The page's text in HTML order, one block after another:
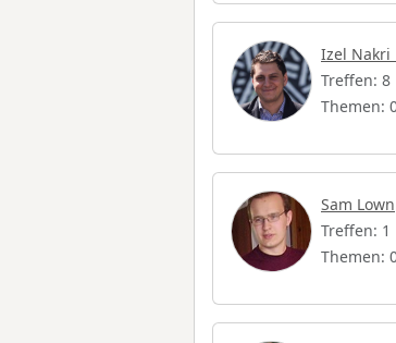
Izel
Treffen: 8
Themen:
Sam Lown
Treffen: 1
Themen: